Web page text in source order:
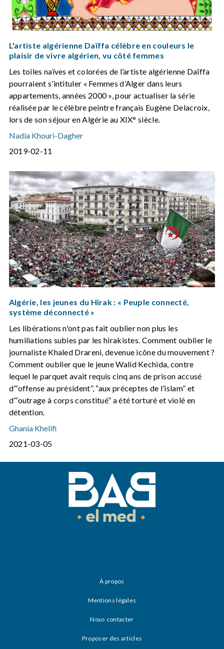
L'artiste algérienne Daïffa célèbre en couleurs le
plaisir de vivre algérien, vu côté femmes
Les toiles naïves et colorées de l’artiste algérienne Daïffa
pourraient s’intituler « Femmes d’Alger dans leurs
appartements, années 2000 », pour actualiser la série
réalisée par le célèbre peintre français Eugène Delacroix,
lors de son séjour en Algérie au XIX° siècle.
Nadia Khouri-Dagher
2019-02-11
Algérie, les jeunes du Hirak : « Peuple connecté,
système déconnecté »
Les libérations n'ont pas fait oublier non plus les
humiliations subies par les hirakistes. Comment oublier le
journaliste Khaled Drareni, devenue icône du mouvement ?
Comment oublier que le jeune Walid Kechida, contre
lequel le parquet avait requis cinq ans de prison accusé
d’“offense au président”, “aux préceptes de l’islam” et
d’“outrage à corps constitué” a été torturé et violé en
détention.
Ghania Khelifi
2021-03-05
À propos
Mentions légales
Nous contacter
Proposer des articles